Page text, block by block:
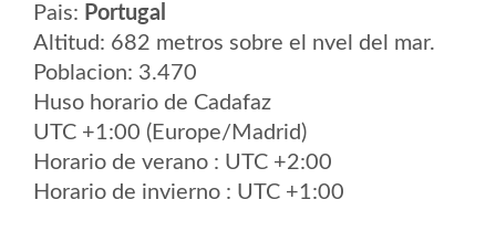
Pais: Portugal
Altitud: 682 metros sobre el nvel del mar.
Poblacion: 3.470
Huso horario de Cadafaz
UTC +1:00 (Europe/Madrid)
Horario de verano : UTC +2:00
Horario de invierno : UTC +1:00